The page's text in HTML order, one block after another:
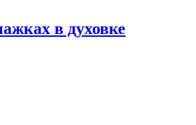
в духовке